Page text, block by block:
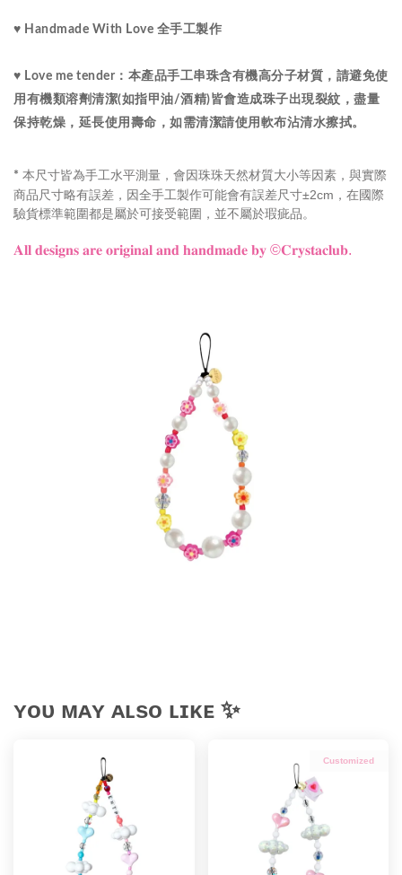
♥ Handmade With Love 全手工製作
♥ Love me tender：本產品手工串珠含有機高分子材質，請避免使
用有機類溶劑清潔(如指甲油/酒精)皆會造成珠子出現裂紋，盡量
保持乾燥，延長使用壽命，如需清潔請使用軟布沾清水擦拭。
* 本尺寸皆為手工水平測量，會因珠珠天然材質大小等因素，與實際
商品尺寸略有誤差，因全手工製作可能會有誤差尺寸±2cm，在國際
驗貨標準範圍都是屬於可接受範圍，並不屬於瑕疵品。
𝐀𝐥𝐥 𝐝𝐞𝐬𝐢𝐠𝐧𝐬 𝐚𝐫𝐞 𝐨𝐫𝐢𝐠𝐢𝐧𝐚𝐥 𝐚𝐧𝐝 𝐡𝐚𝐧𝐝𝐦𝐚𝐝𝐞 𝐛𝐲 ©𝐂𝐫𝐲𝐬𝐭𝐚𝐜𝐥𝐮𝐛.
ʏᴏᴜ ᴍᴀʏ ᴀʟsᴏ ʟɪᴋᴇ ✨
Customized